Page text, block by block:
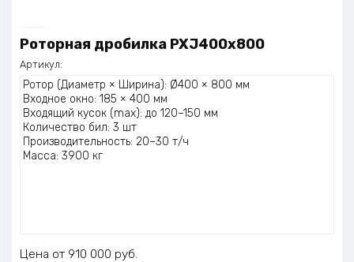
Роторная дробилка PXJ400x800
Артикул:
Ротор (Диаметр × Ширина): Ø400 × 800 мм
Входное окно: 185 × 400 мм
Входящий кусок (max): до 120–150 мм
Количество бил: 3 шт
Производительность: 20–30 т/ч
Масса: 3900 кг
Цена 910 000 руб.